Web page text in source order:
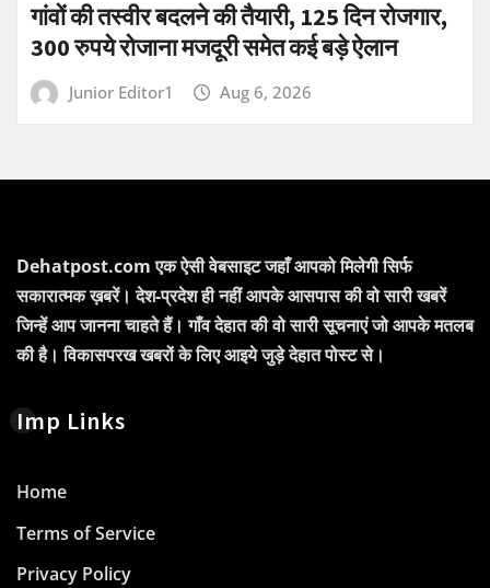
गांवों की तस्वीर बदलने की तैयारी, 125 दिन रोजगार,
300 रुपये रोजाना मजदूरी समेत कई बड़े ऐलान
Junior Editor1 Aug 6, 2026
Dehatpost.com एक ऐसी वेबसाइट जहाँ आपको मिलेगी सिर्फ
सकारात्मक ख़बरें। देश-प्रदेश ही नहीं आपके आसपास की वो सारी खबरें
जिन्हें आप जानना चाहते हैं। गाँव देहात की वो सारी सूचनाएं जो आपके मतलब
की है। विकासपरख खबरों के लिए आइये जुड़े देहात पोस्ट से।
Imp Links
Home
Terms of Service
Privacy Policy